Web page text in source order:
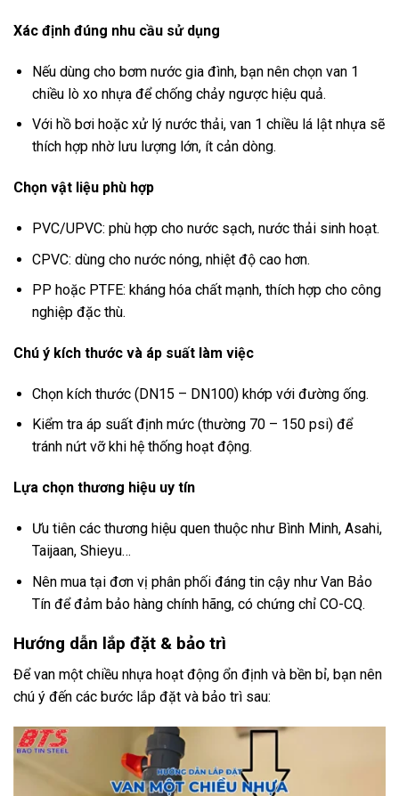
Xác định đúng nhu cầu sử dụng
Nếu dùng cho bơm nước gia đình, bạn nên chọn van 1
chiều lò xo nhựa để chống chảy ngược hiệu quả.
Với hồ bơi hoặc xử lý nước thải, van 1 chiều lá lật nhựa sẽ
thích hợp nhờ lưu lượng lớn, ít cản dòng.
Chọn vật liệu phù hợp
PVC/UPVC: phù hợp cho nước sạch, nước thải sinh hoạt.
CPVC: dùng cho nước nóng, nhiệt độ cao hơn.
PP hoặc PTFE: kháng hóa chất mạnh, thích hợp cho công
nghiệp đặc thù.
Chú ý kích thước và áp suất làm việc
Chọn kích thước (DN15 – DN100) khớp với đường ống.
Kiểm tra áp suất định mức (thường 70 – 150 psi) để
tránh nứt vỡ khi hệ thống hoạt động.
Lựa chọn thương hiệu uy tín
Ưu tiên các thương hiệu quen thuộc như Bình Minh, Asahi,
Taijaan, Shieyu…
Nên mua tại đơn vị phân phối đáng tin cậy như Van Bảo
Tín để đảm bảo hàng chính hãng, có chứng chỉ CO-CQ.
Hướng dẫn lắp đặt & bảo trì
Để van một chiều nhựa hoạt động ổn định và bền bỉ, bạn nên
chú ý đến các bước lắp đặt và bảo trì sau: